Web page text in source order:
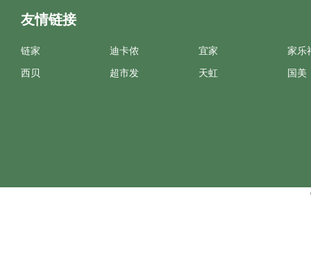
友情链接
链家 迪卡侬 宜家 家乐
西贝 超市发 天虹 国美